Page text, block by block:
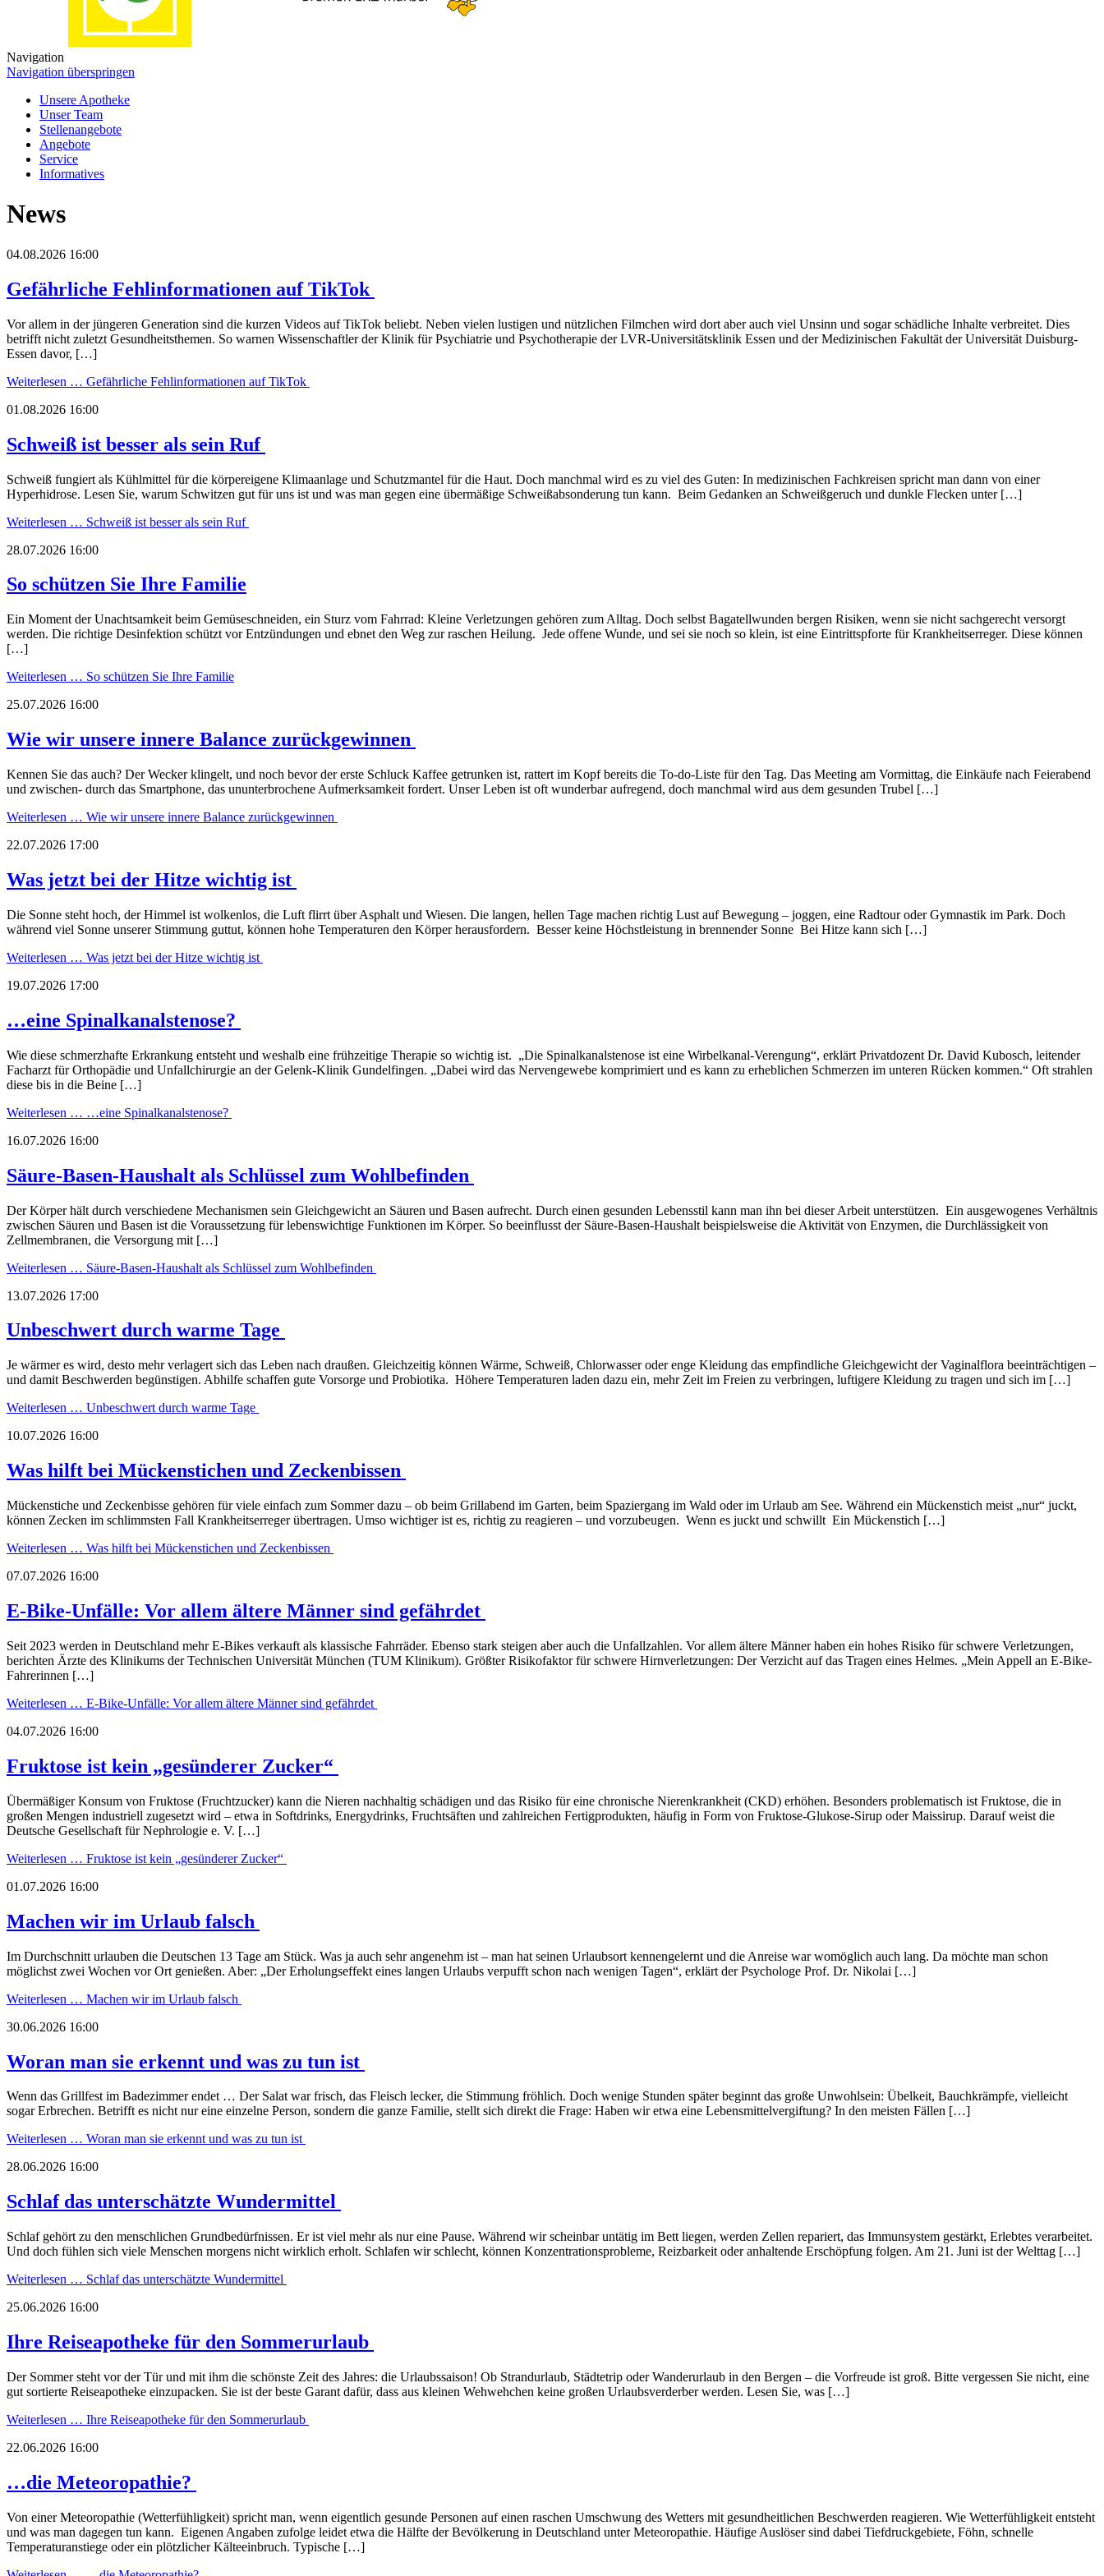
Navigation
Navigation überspringen
Unsere Apotheke
Unser Team
Stellenangebote
Angebote
Service
Informatives
News
04.08.2026 16:00
Gefährliche Fehlinformationen auf TikTok
Vor allem in der jüngeren Generation sind die kurzen Videos auf TikTok beliebt. Neben vielen lustigen und nützlichen Filmchen wird dort aber auch viel Unsinn und sogar schädliche Inhalte verbreitet. Dies
betrifft nicht zuletzt Gesundheitsthemen. So warnen Wissenschaftler der Klinik für Psychiatrie und Psychotherapie der LVR-Universitätsklinik Essen und der Medizinischen Fakultät der Universität Duisburg-
Essen davor, […]
Weiterlesen … Gefährliche Fehlinformationen auf TikTok
01.08.2026 16:00
Schweiß ist besser als sein Ruf
Schweiß fungiert als Kühlmittel für die körpereigene Klimaanlage und Schutzmantel für die Haut. Doch manchmal wird es zu viel des Guten: In medizinischen Fachkreisen spricht man dann von einer
Hyperhidrose. Lesen Sie, warum Schwitzen gut für uns ist und was man gegen eine übermäßige Schweißabsonderung tun kann. Beim Gedanken an Schweißgeruch und dunkle Flecken unter […]
Weiterlesen … Schweiß ist besser als sein Ruf
28.07.2026 16:00
So schützen Sie Ihre Familie
Ein Moment der Unachtsamkeit beim Gemüseschneiden, ein Sturz vom Fahrrad: Kleine Verletzungen gehören zum Alltag. Doch selbst Bagatellwunden bergen Risiken, wenn sie nicht sachgerecht versorgt
werden. Die richtige Desinfektion schützt vor Entzündungen und ebnet den Weg zur raschen Heilung. Jede offene Wunde, und sei sie noch so klein, ist eine Eintrittspforte für Krankheitserreger. Diese können
[…]
Weiterlesen … So schützen Sie Ihre Familie
25.07.2026 16:00
Wie wir unsere innere Balance zurückgewinnen
Kennen Sie das auch? Der Wecker klingelt, und noch bevor der erste Schluck Kaffee getrunken ist, rattert im Kopf bereits die To-do-Liste für den Tag. Das Meeting am Vormittag, die Einkäufe nach Feierabend
und zwischen- durch das Smartphone, das ununterbrochene Aufmerksamkeit fordert. Unser Leben ist oft wunderbar aufregend, doch manchmal wird aus dem gesunden Trubel […]
Weiterlesen … Wie wir unsere innere Balance zurückgewinnen
22.07.2026 17:00
Was jetzt bei der Hitze wichtig ist
Die Sonne steht hoch, der Himmel ist wolkenlos, die Luft flirrt über Asphalt und Wiesen. Die langen, hellen Tage machen richtig Lust auf Bewegung – joggen, eine Radtour oder Gymnastik im Park. Doch
während viel Sonne unserer Stimmung guttut, können hohe Temperaturen den Körper herausfordern. Besser keine Höchstleistung in brennender Sonne Bei Hitze kann sich […]
Weiterlesen … Was jetzt bei der Hitze wichtig ist
19.07.2026 17:00
…eine Spinalkanalstenose?
Wie diese schmerzhafte Erkrankung entsteht und weshalb eine frühzeitige Therapie so wichtig ist. „Die Spinalkanalstenose ist eine Wirbelkanal-Verengung“, erklärt Privatdozent Dr. David Kubosch, leitender
Facharzt für Orthopädie und Unfallchirurgie an der Gelenk-Klinik Gundelfingen. „Dabei wird das Nervengewebe komprimiert und es kann zu erheblichen Schmerzen im unteren Rücken kommen.“ Oft strahlen
diese bis in die Beine […]
Weiterlesen … …eine Spinalkanalstenose?
16.07.2026 16:00
Säure-Basen-Haushalt als Schlüssel zum Wohlbefinden
Der Körper hält durch verschiedene Mechanismen sein Gleichgewicht an Säuren und Basen aufrecht. Durch einen gesunden Lebensstil kann man ihn bei dieser Arbeit unterstützen. Ein ausgewogenes Verhältnis
zwischen Säuren und Basen ist die Voraussetzung für lebenswichtige Funktionen im Körper. So beeinflusst der Säure-Basen-Haushalt beispielsweise die Aktivität von Enzymen, die Durchlässigkeit von
Zellmembranen, die Versorgung mit […]
Weiterlesen … Säure-Basen-Haushalt als Schlüssel zum Wohlbefinden
13.07.2026 17:00
Unbeschwert durch warme Tage
Je wärmer es wird, desto mehr verlagert sich das Leben nach draußen. Gleichzeitig können Wärme, Schweiß, Chlorwasser oder enge Kleidung das empfindliche Gleichgewicht der Vaginalflora beeinträchtigen –
und damit Beschwerden begünstigen. Abhilfe schaffen gute Vorsorge und Probiotika. Höhere Temperaturen laden dazu ein, mehr Zeit im Freien zu verbringen, luftigere Kleidung zu tragen und sich im […]
Weiterlesen … Unbeschwert durch warme Tage
10.07.2026 16:00
Was hilft bei Mückenstichen und Zeckenbissen
Mückenstiche und Zeckenbisse gehören für viele einfach zum Sommer dazu – ob beim Grillabend im Garten, beim Spaziergang im Wald oder im Urlaub am See. Während ein Mückenstich meist „nur“ juckt,
können Zecken im schlimmsten Fall Krankheitserreger übertragen. Umso wichtiger ist es, richtig zu reagieren – und vorzubeugen. Wenn es juckt und schwillt Ein Mückenstich […]
Weiterlesen … Was hilft bei Mückenstichen und Zeckenbissen
07.07.2026 16:00
E-Bike-Unfälle: Vor allem ältere Männer sind gefährdet
Seit 2023 werden in Deutschland mehr E-Bikes verkauft als klassische Fahrräder. Ebenso stark steigen aber auch die Unfallzahlen. Vor allem ältere Männer haben ein hohes Risiko für schwere Verletzungen,
berichten Ärzte des Klinikums der Technischen Universität München (TUM Klinikum). Größter Risikofaktor für schwere Hirnverletzungen: Der Verzicht auf das Tragen eines Helmes. „Mein Appell an E-Bike-
Fahrerinnen […]
Weiterlesen … E-Bike-Unfälle: Vor allem ältere Männer sind gefährdet
04.07.2026 16:00
Fruktose ist kein „gesünderer Zucker“
Übermäßiger Konsum von Fruktose (Fruchtzucker) kann die Nieren nachhaltig schädigen und das Risiko für eine chronische Nierenkrankheit (CKD) erhöhen. Besonders problematisch ist Fruktose, die in
großen Mengen industriell zugesetzt wird – etwa in Softdrinks, Energydrinks, Fruchtsäften und zahlreichen Fertigprodukten, häufig in Form von Fruktose-Glukose-Sirup oder Maissirup. Darauf weist die
Deutsche Gesellschaft für Nephrologie e. V. […]
Weiterlesen … Fruktose ist kein „gesünderer Zucker“
01.07.2026 16:00
Machen wir im Urlaub falsch
Im Durchschnitt urlauben die Deutschen 13 Tage am Stück. Was ja auch sehr angenehm ist – man hat seinen Urlaubsort kennengelernt und die Anreise war womöglich auch lang. Da möchte man schon
möglichst zwei Wochen vor Ort genießen. Aber: „Der Erholungseffekt eines langen Urlaubs verpufft schon nach wenigen Tagen“, erklärt der Psychologe Prof. Dr. Nikolai […]
Weiterlesen … Machen wir im Urlaub falsch
30.06.2026 16:00
Woran man sie erkennt und was zu tun ist
Wenn das Grillfest im Badezimmer endet … Der Salat war frisch, das Fleisch lecker, die Stimmung fröhlich. Doch wenige Stunden später beginnt das große Unwohlsein: Übelkeit, Bauchkrämpfe, vielleicht
sogar Erbrechen. Betrifft es nicht nur eine einzelne Person, sondern die ganze Familie, stellt sich direkt die Frage: Haben wir etwa eine Lebensmittelvergiftung? In den meisten Fällen […]
Weiterlesen … Woran man sie erkennt und was zu tun ist
28.06.2026 16:00
Schlaf das unterschätzte Wundermittel
Schlaf gehört zu den menschlichen Grundbedürfnissen. Er ist viel mehr als nur eine Pause. Während wir scheinbar untätig im Bett liegen, werden Zellen repariert, das Immunsystem gestärkt, Erlebtes verarbeitet.
Und doch fühlen sich viele Menschen morgens nicht wirklich erholt. Schlafen wir schlecht, können Konzentrationsprobleme, Reizbarkeit oder anhaltende Erschöpfung folgen. Am 21. Juni ist der Welttag […]
Weiterlesen … Schlaf das unterschätzte Wundermittel
25.06.2026 16:00
Ihre Reiseapotheke für den Sommerurlaub
Der Sommer steht vor der Tür und mit ihm die schönste Zeit des Jahres: die Urlaubssaison! Ob Strandurlaub, Städtetrip oder Wanderurlaub in den Bergen – die Vorfreude ist groß. Bitte vergessen Sie nicht, eine
gut sortierte Reiseapotheke einzupacken. Sie ist der beste Garant dafür, dass aus kleinen Wehwehchen keine großen Urlaubsverderber werden. Lesen Sie, was […]
Weiterlesen … Ihre Reiseapotheke für den Sommerurlaub
22.06.2026 16:00
…die Meteoropathie?
Von einer Meteoropathie (Wetterfühligkeit) spricht man, wenn eigentlich gesunde Personen auf einen raschen Umschwung des Wetters mit gesundheitlichen Beschwerden reagieren. Wie Wetterfühligkeit entsteht
und was man dagegen tun kann. Eigenen Angaben zufolge leidet etwa die Hälfte der Bevölkerung in Deutschland unter Meteoropathie. Häufige Auslöser sind dabei Tiefdruckgebiete, Föhn, schnelle
Temperaturanstiege oder ein plötzlicher Kälteeinbruch. Typische […]